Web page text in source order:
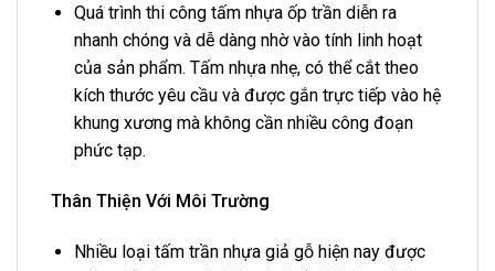
Quá trình thi công tấm nhựa ốp trần diễn ra
nhanh chóng và dễ dàng nhờ vào tính linh hoạt
của sản phẩm. Tấm nhựa nhẹ, có thể cắt theo
kích thước yêu cầu và được gắn trực tiếp vào hệ
khung xương mà không cần nhiều công đoạn
phức tạp.
Thân Thiện Với Môi Trường
Nhiều loại tấm trần nhựa giả gỗ hiện nay được